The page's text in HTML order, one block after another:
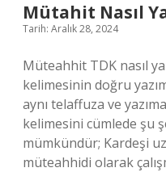
Mütahit Nasıl
Tarih: Aralık 28, 2024
Müteahhit TDK nasıl
kelimesinin doğru
aynı telaffuza ve
kelimesini cümlede şu
mümkündür; Kardeşi
müteahhidi olarak